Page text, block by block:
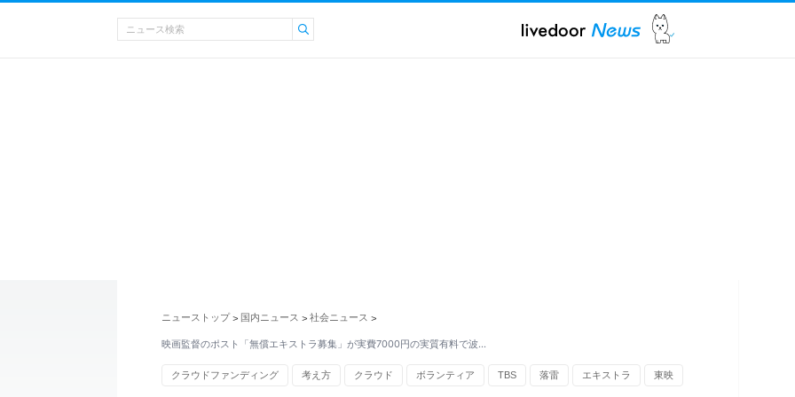
ニューストップ > 国内ニュース > 社会ニュース >
映画監督のポスト「無償エキストラ募集」が実費7000円の実質有料で波…
クラウドファンディング 考え方 クラウド ボランティア TBS 落雷 エキストラ 東映